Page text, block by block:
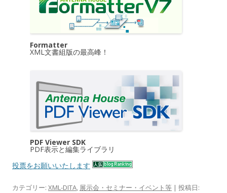
Formatter
XML文書組版の最高峰！
PDF Viewer SDK
PDF表示と編集ライブラリ
投票をお願いいたします
カテゴリー: XML-DITA, 展示会・セミナー・イベント等 | 投稿日: